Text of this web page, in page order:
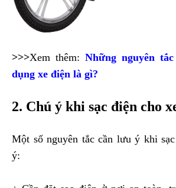
>>>Xem thêm: Những nguyên
dụng xe điện là gì?
2. Chú ý khi sạc điện cho
Một số nguyên tắc cần lưu ý khi
ý: